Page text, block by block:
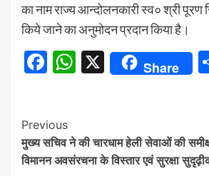
का नाम राज्य आन्दोलनकारी स्व० श्री
किये जाने का अनुमोदन प्रदान किया है।
Facebook
WhatsApp
X Share
Continue
Reading
Previous
मुख्य सचिव ने की चारधाम हेली सेवाओं की
विमानन अवसंरचना के विस्तार एवं सुरक्षा